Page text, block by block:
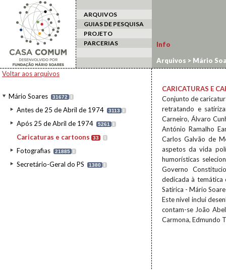
ARQUIVOS
GUIAS DE PESQUISA
PROJETO
PARCERIAS
Voltar aos arquivos
Mário Soares 31672 I
Antes de 25 de Abril de 1974 3113 I
Após 25 de Abril de 1974 5261 I
Caricaturas e cartoons 33 I
Fotografias 21885 I
Secretário-Geral do PS 1380 I
Info
Arquivos > Mário
CARICATURAS E
Conjunto de
retratando e
Carneiro, Álvaro
António Ramalho
Carlos Galvão de
aspetos da vida
humorísticas
Governo
dedicada à temática
Satírica - Mário
Este nível inclui
contam-se João
Carmona, Edmundo